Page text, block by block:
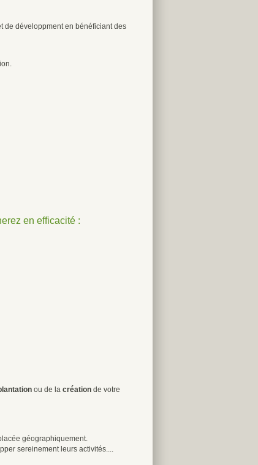
de développment en bénéficiant des
en efficacité :
ou de la création de votre
géographiquement.
sereinement leurs activités....